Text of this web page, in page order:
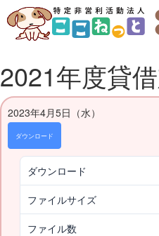
2021年度貸
2023年4月5日（水）
ダウンロード
ダウンロード
ファイルサイズ
ファイル数